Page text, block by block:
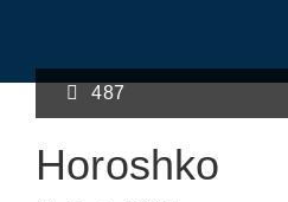
487
Horoshko